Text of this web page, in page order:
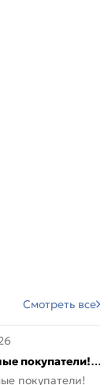
Смотреть все
покупатели!
вашему
покупатели!